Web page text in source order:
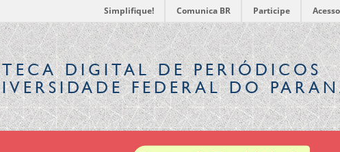
Simplifique! Comunica BR Participe
DIGITALDE PERIÓDICOS
FEDERAL DO